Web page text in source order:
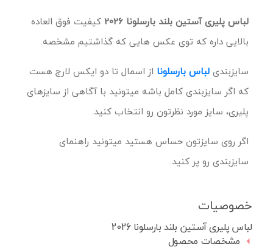
لباس پلیری آستین بلند بارسلونا 2026
کیفیت فوق العاده
بالایی داره که توی عکس هایی که گذاشتیم مشخصه.
سایزبندیلباس بارسلونا از اسمال تا دو ایکس لارج هست
که اگر سایزبندی کامل باشه میتونید با آگاهی از سایزهای
پلیری، سایز مورد نظرتون رو انتخاب کنید.
اگر روی سایزتون حساس هستید میتونید راهنمای
سایزبندی رو پر کنید.
خصوصیات
لباس پلیری آستین بلند بارسلونا 2026
مشخصات محصول